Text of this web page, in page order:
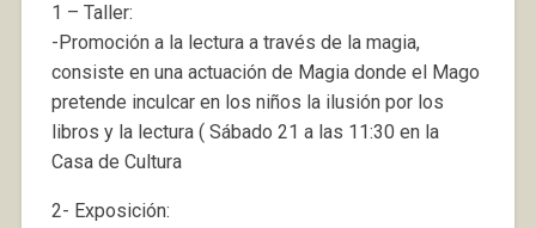
1 – Taller:
-Promoción a la lectura a través de la magia,
consiste en una actuación de Magia donde el Mago
pretende inculcar en los niños la ilusión por los
libros y la lectura ( Sábado 21 a las 11:30 en la
Casa de Cultura
2- Exposición: